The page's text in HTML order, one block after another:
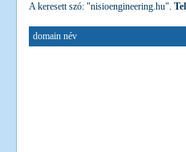
A keresett szó: "nisioengineering.hu".
domain név